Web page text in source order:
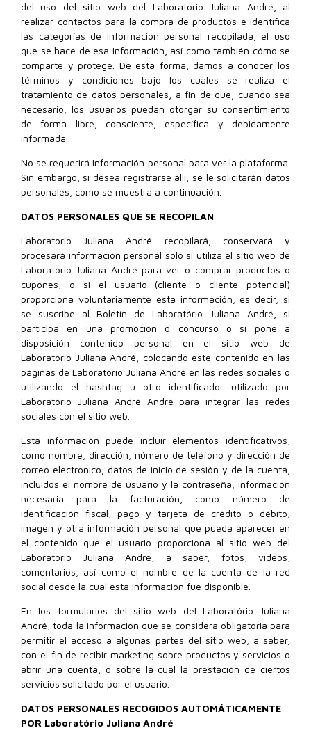
del uso del sitio web del Laboratório Juliana André, al
realizar contactos para la compra de productos e identifica
las categorías de información personal recopilada, el uso
que se hace de esa información, así como también cómo se
comparte y protege. De esta forma, damos a conocer los
términos y condiciones bajo los cuales se realiza el
tratamiento de datos personales, a fin de que, cuando sea
necesario, los usuarios puedan otorgar su consentimiento
de forma libre, consciente, específica y debidamente
informada.
No se requerirá información personal para ver la plataforma.
Sin embargo, si desea registrarse allí, se le solicitarán datos
personales, como se muestra a continuación.
DATOS PERSONALES QUE SE RECOPILAN
Laboratório Juliana André recopilará, conservará y
procesará información personal solo si utiliza el sitio web de
Laboratório Juliana André para ver o comprar productos o
cupones, o si el usuario (cliente o cliente potencial)
proporciona voluntariamente esta información, es decir, si
se suscribe al Boletín de Laboratório Juliana André, si
participa en una promoción o concurso o si pone a
disposición contenido personal en el sitio web de
Laboratório Juliana André, colocando este contenido en las
páginas de Laboratório Juliana André en las redes sociales o
utilizando el hashtag u otro identificador utilizado por
Laboratório Juliana André André para integrar las redes
sociales con el sitio web.
Esta información puede incluir elementos identificativos,
como nombre, dirección, número de teléfono y dirección de
correo electrónico; datos de inicio de sesión y de la cuenta,
incluidos el nombre de usuario y la contraseña; información
necesaria para la facturación, como número de
identificación fiscal, pago y tarjeta de crédito o débito;
imagen y otra información personal que pueda aparecer en
el contenido que el usuario proporciona al sitio web del
Laboratório Juliana André, a saber, fotos, videos,
comentarios, así como el nombre de la cuenta de la red
social desde la cual esta información fue disponible.
En los formularios del sitio web del Laboratório Juliana
André, toda la información que se considera obligatoria para
permitir el acceso a algunas partes del sitio web, a saber,
con el fin de recibir marketing sobre productos y servicios o
abrir una cuenta, o sobre la cual la prestación de ciertos
servicios solicitado por el usuario.
DATOS PERSONALES RECOGIDOS AUTOMÁTICAMENTE
POR Laboratório Juliana André